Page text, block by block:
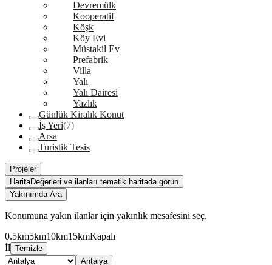
Devremülk
Kooperatif
Köşk
Köy Evi
Müstakil Ev
Prefabrik
Villa
Yalı
Yalı Dairesi
Yazlık
Günlük Kiralık Konut
İş Yeri(7)
Arsa
Turistik Tesis
Projeler
HaritaDeğerleri ve ilanları tematik haritada görün
Yakınımda Ara
Konumuna yakın ilanlar için yakınlık mesafesini seç.
0.5km5km10km15kmKapalı
İl Temizle
Antalya